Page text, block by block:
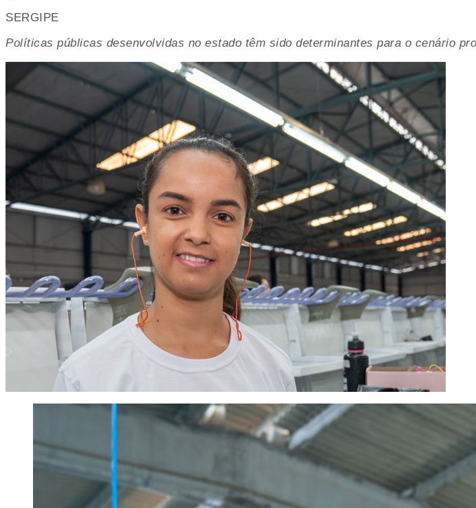
SERGIPE
Políticas públicas desenvolvidas no estado têm sido determinantes para o cenário